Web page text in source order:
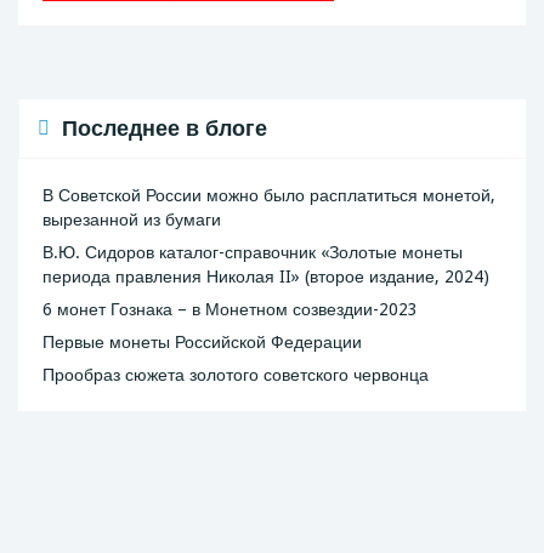
Последнее в блоге
В Советской России можно было расплатиться монетой,
вырезанной из бумаги
В.Ю. Сидоров каталог-справочник «Золотые монеты
периода правления Николая II» (второе издание, 2024)
6 монет Гознака – в Монетном созвездии-2023
Первые монеты Российской Федерации
Прообраз сюжета золотого советского червонца